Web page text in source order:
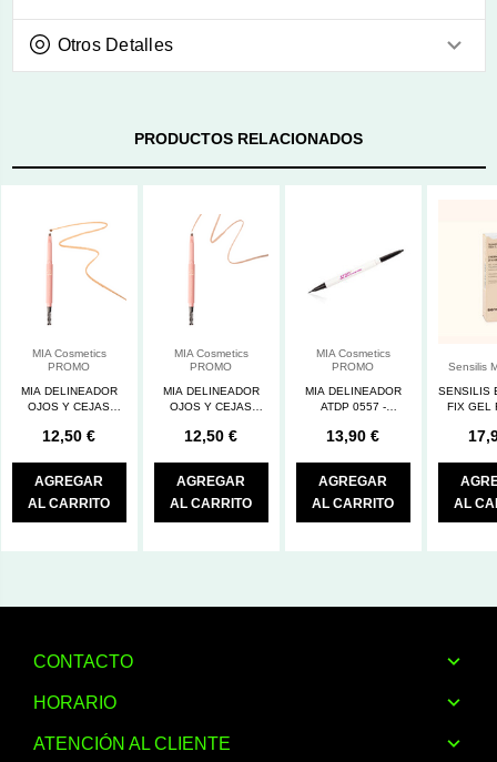
Otros Detalles
PRODUCTOS RELACIONADOS
MIA Cosmetics
PROMO
MIA DELINEADOR
OJOS Y CEJAS
12,50 €
AGREGAR
AL CARRITO
MIA Cosmetics
PROMO
MIA DELINEADOR
OJOS Y CEJAS
12,50 €
AGREGAR
AL CARRITO
MIA Cosmetics
PROMO
MIA DELINEADOR
ATDP 0557 -
13,90 €
AGREGAR
AL CARRITO
Sensilis
SENSILIS
FIX GEL
AL
CONTACTO
HORARIO
ATENCIÓN AL CLIENTE